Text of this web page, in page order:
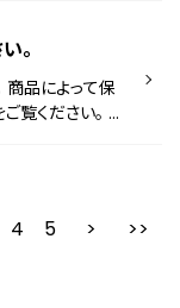
。
ください。 正
保証について
の延長や電子
会員制サービ
ジをご確認くだ
前4 5